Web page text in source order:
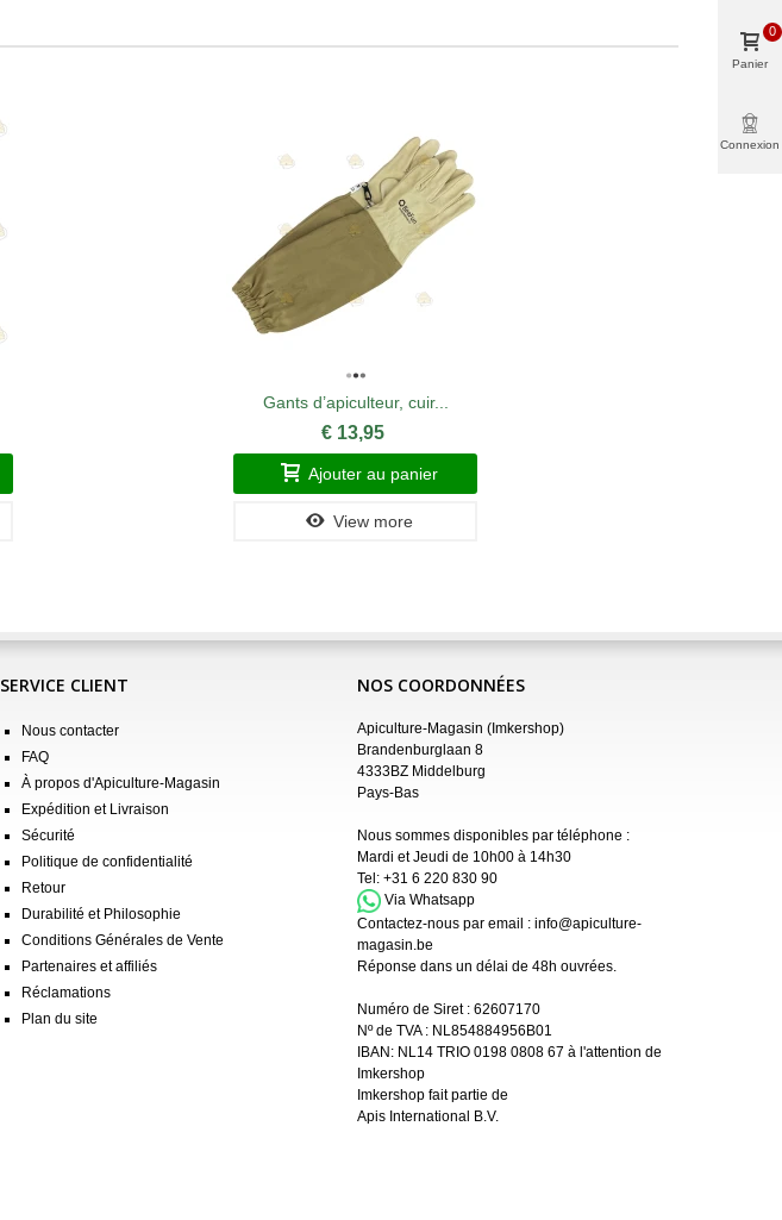
Gants d’apiculteur, cuir...
€ 13,95
Ajouter au panier
View more
SERVICE CLIENT
Nous contacter
FAQ
À propos d'Apiculture-Magasin
Expédition et Livraison
Sécurité
Politique de confidentialité
Retour
Durabilité et Philosophie
Conditions Générales de Vente
Partenaires et affiliés
Réclamations
Plan du site
NOS COORDONNÉES
Apiculture-Magasin (Imkershop)
Brandenburglaan 8
4333BZ Middelburg
Pays-Bas
Nous sommes disponibles par téléphone :
Mardi et Jeudi de 10h00 à 14h30
Tel: +31 6 220 830 90
Via Whatsapp
Contactez-nous par email : info@apiculture-
magasin.be
Réponse dans un délai de 48h ouvrées.
Numéro de Siret : 62607170
Nº de TVA : NL854884956B01
IBAN: NL14 TRIO 0198 0808 67 à l'attention de
Imkershop
Imkershop fait partie de
Apis International B.V.
Panier
0
Connexion